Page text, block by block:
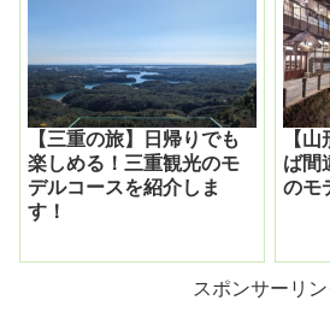
【三重の旅】日帰りでも
楽しめる！三重観光のモ
デルコースを紹介しま
す！
【
ば間
のモ
スポンサーリン